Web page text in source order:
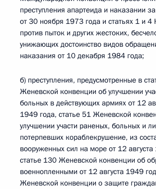
преступления апартеида и наказании
от 30 ноября 1973 года и статьях 1 и 4
против пыток и других жестоких,
унижающих достоинство видов
наказания от 10 декабря 1984 года;
б) преступления, предусмотренные в
Женевской конвенции об улучшении
больных в действующих армиях от 12
1949 года, статье 51 Женевской
улучшении участи раненых, больных и
потерпевших кораблекрушение, из
вооруженных сил на море от 12
статье 130 Женевской конвенции об
военнопленными от 12 августа 1949
Женевской конвенции о защите